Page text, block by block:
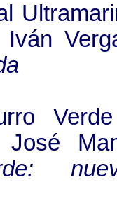
Iván
José